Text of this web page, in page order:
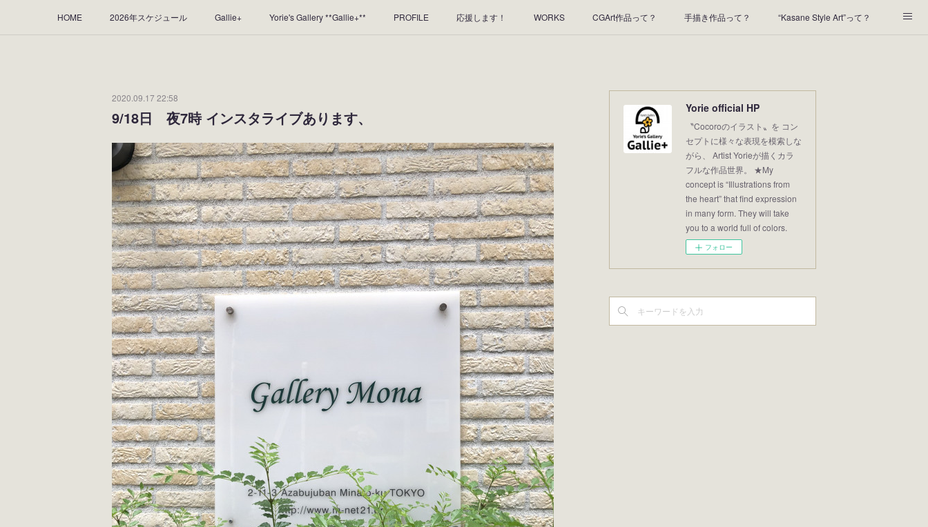
HOME 2026年スケジュール Gallie+ Yorie's Gallery **Gallie+** PROFILE 応援します！ WORKS CGArt作品って？ 手描き作品って？ “Kasane Style Art”って？
2020.09.17 22:58
9/18日 夜7時 インスタライブあります、 Yorie official HP
〝Cocoroのイラスト〟を コン
セプトに様々な表現を模索しな
がら、 Artist Yorieが描くカラ
フルな作品世界。 ★My
concept is “Illustrations from
the heart” that find expression
in many form. They will take
you to a world full of colors.
フォロー